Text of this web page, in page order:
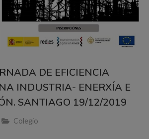
DE EFICIENCIA
INDUSTRIA- ENERXÍA E
SANTIAGO 19/12/2019
Colegio